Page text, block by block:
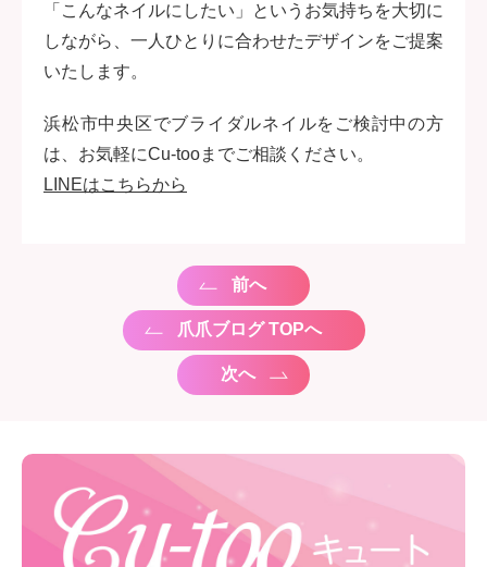
「こんなネイルにしたい」というお気持ちを大切に
しながら、一人ひとりに合わせたデザインをご提案
いたします。
浜松市中央区でブライダルネイルをご検討中の方
は、お気軽にCu-tooまでご相談ください。
LINEはこちらから
前へ
爪爪ブログ TOPへ
次へ